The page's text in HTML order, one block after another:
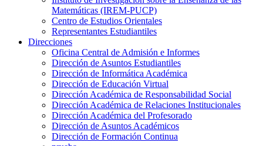
Matemáticas (IREM-PUCP)
Centro de Estudios Orientales
Representantes Estudiantiles
Direcciones
Oficina Central de Admisión e Informes
Dirección de Asuntos Estudiantiles
Dirección de Informática Académica
Dirección de Educación Virtual
Dirección Académica de Responsabilidad Social
Dirección Académica de Relaciones Institucionales
Dirección Académica del Profesorado
Dirección de Asuntos Académicos
Dirección de Formación Continua